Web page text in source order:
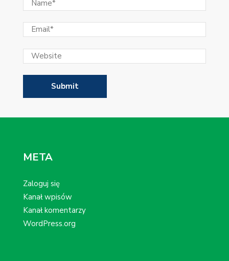
META
Zaloguj się
Kanał wpisów
Kanał komentarzy
WordPress.org